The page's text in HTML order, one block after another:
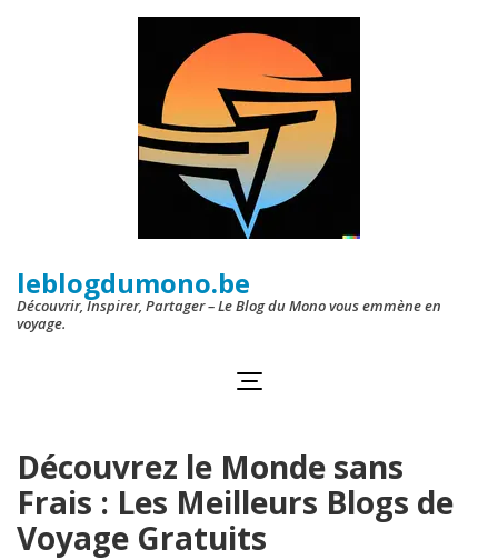
leblogdumono.be
Découvrir, Inspirer, Partager – Le Blog du Mono vous emmène en
voyage.
Découvrez le Monde sans
Frais : Les Meilleurs Blogs de
Voyage Gratuits